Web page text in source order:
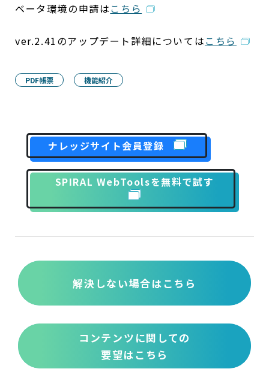
ベータ環境の申請はこちら
ver.2.41のアップデート詳細についてはこちら
PDF帳票 機能紹介
ナレッジサイト会員登録
SPIRAL WebToolsを無料で試す
解決しない場合はこちら
コンテンツに関しての
要望はこちら